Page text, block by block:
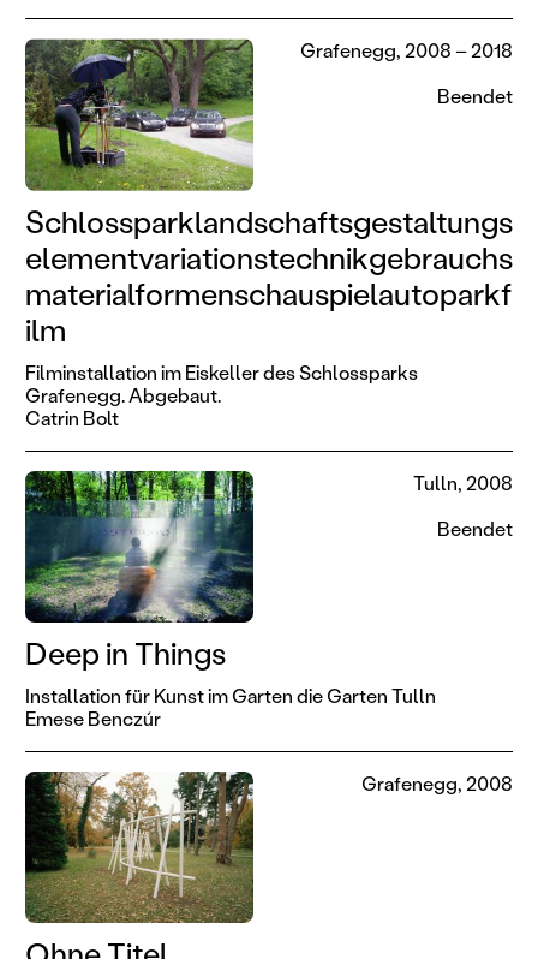
Schlossparklandschaftsgestaltungs
elementvariationstechnikgebrauchs
materialformenschauspielautoparkf
ilm
Filminstallation im Eiskeller des Schlossparks
Grafenegg. Abgebaut.
Catrin Bolt
Grafenegg, 2008 – 2018
Beendet
Deep in Things
Installation für Kunst im Garten die Garten Tulln
Emese Benczúr
Tulln, 2008
Beendet
Grafenegg, 2008